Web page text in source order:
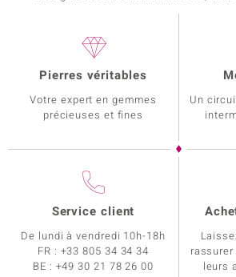
Pierres véritables
Votre expert en gemmes
précieuses et fines
Un
Service client
De lundi à vendredi 10h-18h
FR : +33 805 34 34 34
BE : +49 30 21 78 26 00
leurs